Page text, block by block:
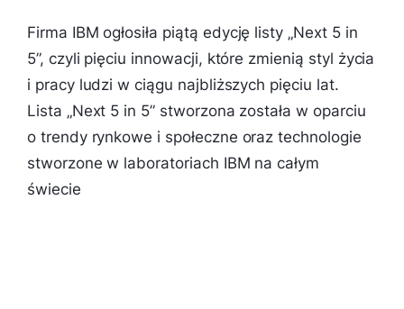
Firma IBM ogłosiła piątą edycję listy „Next 5 in
5”, czyli pięciu innowacji, które zmienią styl życia
i pracy ludzi w ciągu najbliższych pięciu lat.
Lista „Next 5 in 5” stworzona została w oparciu
o trendy rynkowe i społeczne oraz technologie
stworzone w laboratoriach IBM na całym
świecie